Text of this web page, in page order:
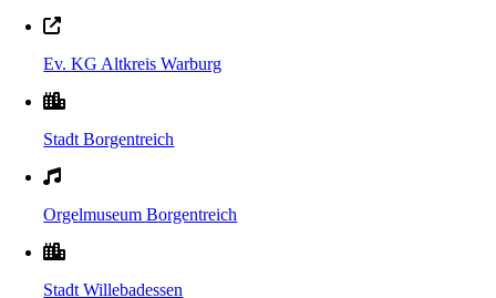
Ev. KG Altkreis Warburg
Stadt Borgentreich
Orgelmuseum Borgentreich
Stadt Willebadessen